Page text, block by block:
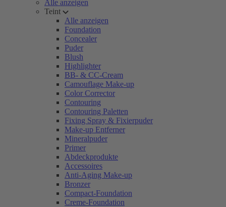
Alle anzeigen
Teint
Alle anzeigen
Foundation
Concealer
Puder
Blush
Highlighter
BB- & CC-Cream
Camouflage Make-up
Color Corrector
Contouring
Contouring Paletten
Fixing Spray & Fixierpuder
Make-up Entferner
Mineralpuder
Primer
Abdeckprodukte
Accessoires
Anti-Aging Make-up
Bronzer
Compact-Foundation
Creme-Foundation